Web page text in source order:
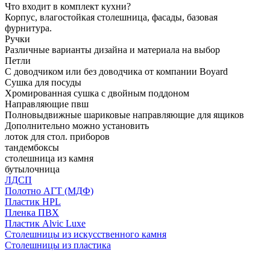
Что входит в комплект кухни?
Корпус, влагостойкая столешница, фасады, базовая
фурнитура.
Ручки
Различные варианты дизайна и материала на выбор
Петли
С доводчиком или без доводчика от компании Boyard
Сушка для посуды
Хромированная сушка с двойным поддоном
Направляющие пвш
Полновыдвижные шариковые направляющие для ящиков
Дополнительно можно установить
лоток для стол. приборов
тандембоксы
столешница из камня
бутылочница
ЛДСП
Полотно АГТ (МДФ)
Пластик HPL
Пленка ПВХ
Пластик Alvic Luxe
Столешницы из искусственного камня
Столешницы из пластика